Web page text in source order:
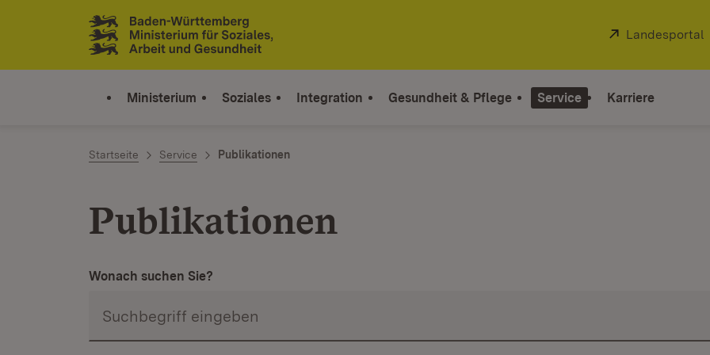
Zum Inhalt springen
Link zur Startseite
Extern:
Landesportal
Ministerium Soziales Integration Gesundheit & Pflege Service Karriere
Startseite Service Publikationen
Publikationen
Wonach suchen Sie?